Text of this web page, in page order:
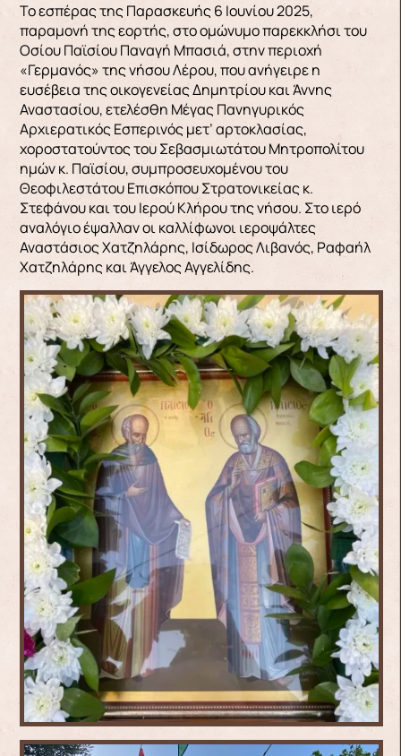
Το εσπέρας της Παρασκευής 6 Ιουνίου 2025,
παραμονή της εορτής, στο ομώνυμο παρεκκλήσι του
Οσίου Παϊσίου Παναγή Μπασιά, στην περιοχή
«Γερμανός» της νήσου Λέρου, που ανήγειρε η
ευσέβεια της οικογενείας Δημητρίου και Άννης
Αναστασίου, ετελέσθη Μέγας Πανηγυρικός
Αρχιερατικός Εσπερινός μετ’ αρτοκλασίας,
χοροστατούντος του Σεβασμιωτάτου Μητροπολίτου
ημών κ. Παϊσίου, συμπροσευχομένου του
Θεοφιλεστάτου Επισκόπου Στρατονικείας κ.
Στεφάνου και του Ιερού Κλήρου της νήσου. Στο ιερό
αναλόγιο έψαλλαν οι καλλίφωνοι ιεροψάλτες
Αναστάσιος Χατζηλάρης, Ισίδωρος Λιβανός, Ραφαήλ
Χατζηλάρης και Άγγελος Αγγελίδης.